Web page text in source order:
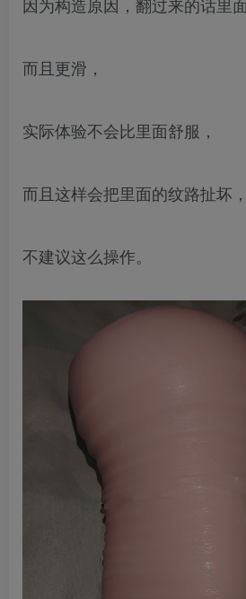
因为构造原因，翻过来的话里
而且更滑，
实际体验不会比里面舒服，
而且这样会把里面的纹路扯坏，
不建议这么操作。